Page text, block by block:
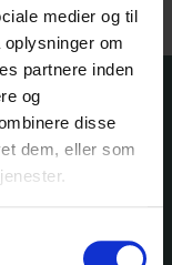
medier og til
om
partnere inden
og
disse
dem, eller som